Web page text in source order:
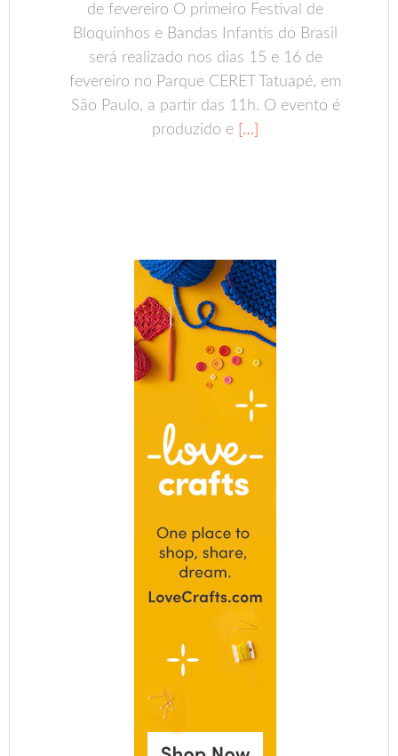
de fevereiro O primeiro Festival de
Bloquinhos e Bandas Infantis do Brasil
será realizado nos dias 15 e 16 de
fevereiro no Parque CERET Tatuapé, em
São Paulo, a partir das 11h. O evento é
produzido e […]